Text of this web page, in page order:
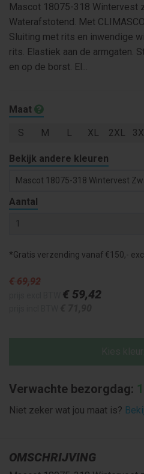
Mascot 18075-318 Wintervest
Waterafstotend. Met
Sluiting met rits en inwendige
rits. Elastiek aan de armgaten.
en op de borst. El...
Maat
S M L XL 2XL
Bekijk andere kleuren
Mascot 18075-318 Wintervest
Aantal
*Gratis verzending vanaf €150,-
€ 69,92
€ 59,42
Verwachte bezorgdag:
Niet zeker wat jou maat is?
OMSCHRIJVING